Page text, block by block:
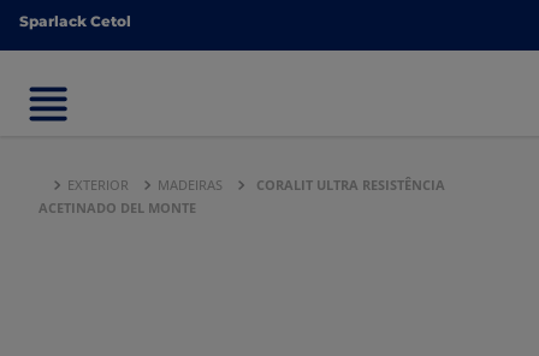
Sparlack Cetol
Sparlack Cetol
EXTERIOR MADEIRAS
CORALIT ULTRA RESISTÊNCIA
ACETINADO DEL MONTE